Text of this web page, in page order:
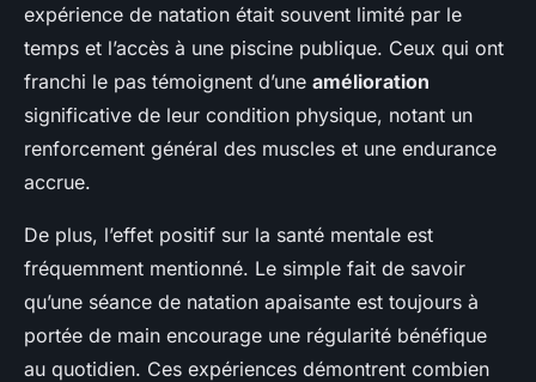
expérience de natation était souvent limité par le
temps et l’accès à une piscine publique. Ceux qui ont
franchi le pas témoignent d’une amélioration
significative de leur condition physique, notant un
renforcement général des muscles et une endurance
accrue.
De plus, l’effet positif sur la santé mentale est
fréquemment mentionné. Le simple fait de savoir
qu’une séance de natation apaisante est toujours à
portée de main encourage une régularité bénéfique
au quotidien. Ces expériences démontrent combien